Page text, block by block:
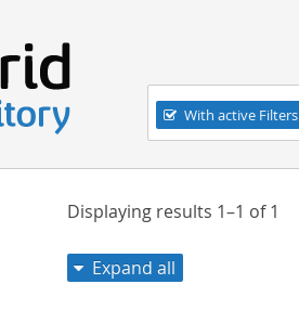
Navigation
With active Filters
Displaying results 1–1 of1
Expand all